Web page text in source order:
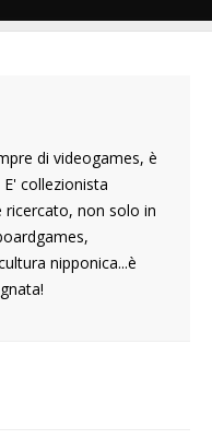
di videogames, è
collezionista
non solo in
nipponica...è